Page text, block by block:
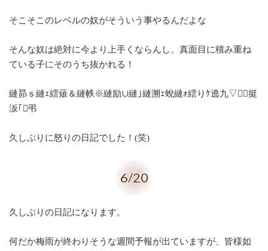
そこそこのレベルの奴がそういう事やるんだよな
そんな奴は絶対に今より上手くならんし、真面目に積み重ね
ている子にそのうち抜かれる！
縺昴ｓ縺ｪ繧薙＆縺帙※縺励∪縺｣縺溯ｪ蛻縺ｫ繧りｹ遶九▽挺
汳｢弔
久しぶりに怒りの日記でした！(笑)
6/20
久しぶりの日記になります。
何だか梅雨が終わりそうな週間予報が出ていますが、皆様如